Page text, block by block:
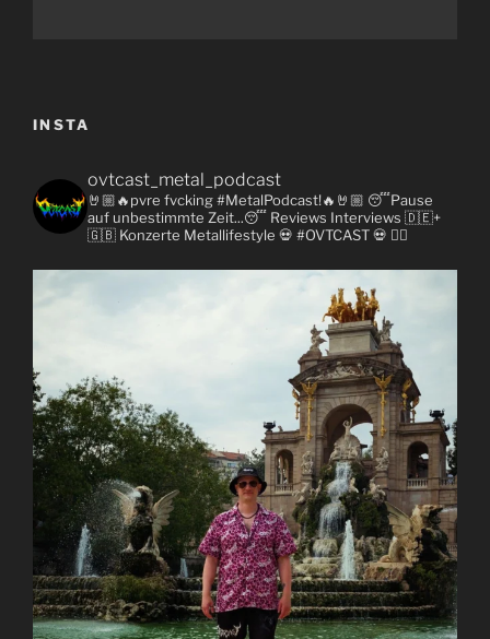
INSTA
ovtcast_metal_podcast
🤘🏼🔥pvre fvcking #MetalPodcast!🔥🤘🏼 😴Pause
auf unbestimmte Zeit...😴 Reviews Interviews 🇩🇪+
🇬🇧 Konzerte Metallifestyle 💀 #OVTCAST 💀 👇🏼